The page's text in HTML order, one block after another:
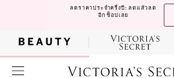
ลดราคาประจำครึ่งปี: ลดแล้วลด
อีก ช็อปเลย